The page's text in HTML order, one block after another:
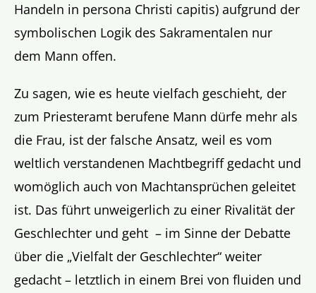
Handeln in persona Christi capitis) aufgrund der
symbolischen Logik des Sakramentalen nur
dem Mann offen.
Zu sagen, wie es heute vielfach geschieht, der
zum Priesteramt berufene Mann dürfe mehr als
die Frau, ist der falsche Ansatz, weil es vom
weltlich verstandenen Machtbegriff gedacht und
womöglich auch von Machtansprüchen geleitet
ist. Das führt unweigerlich zu einer Rivalität der
Geschlechter und geht – im Sinne der Debatte
über die „Vielfalt der Geschlechter“ weiter
gedacht – letztlich in einem Brei von fluiden und